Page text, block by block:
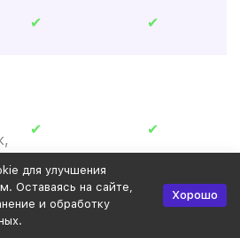
✔ ✔
✔ ✔
для улучшения
Оставаясь на сайте,
и обработку
Хорошо